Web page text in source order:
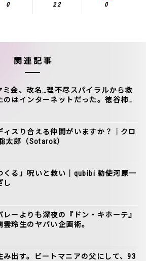
0 22 0
関連記事
ミ金、改名…理不尽スパイラルから救
のはインターネットだった。徳谷柿次
ィスり合える仲間がいますか？｜クロ
太郎（Sotarok）
くる」呪いと救い｜qubibi 勅使河原一
し
レーよりも深夜の『ドン・キホーテ』
雲玲生のヤバい企画術。
み出す。ビートマニアの父にして、93